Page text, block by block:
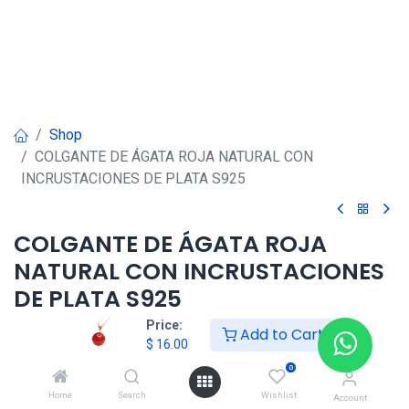
Price:
$ 16.00 Add to Cart
Home Search
0
Wishlist Account
Shop
COLGANTE DE ÁGATA ROJA NATURAL CON
INCRUSTACIONES DE PLATA S925
COLGANTE DE ÁGATA ROJA
NATURAL CON INCRUSTACIONES
DE PLATA S925
Agregar al carrito